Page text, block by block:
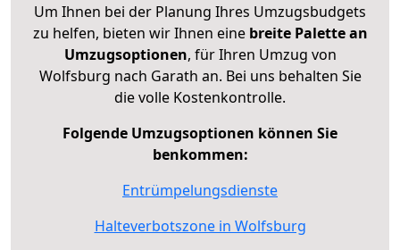
Um Ihnen bei der Planung Ihres Umzugsbudgets
zu helfen, bieten wir Ihnen eine breite Palette an
Umzugsoptionen, für Ihren Umzug von
Wolfsburg nach Garath an. Bei uns behalten Sie
die volle Kostenkontrolle.
Folgende Umzugsoptionen können Sie
benkommen:
Entrümpelungsdienste
Halteverbotszone in Wolfsburg